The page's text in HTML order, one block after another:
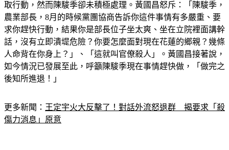
取行動，然而陳駿季卻未積極處理。黃國昌怒斥：「陳駿季，
農業部長，8月的時候黨團協商告訴你這件事情有多嚴重、要
求你趕快行動，結果你是部長位子坐太爽、坐在立院裡面講幹
話，沒有立即潰堤危險？你要怎麼面對現在花蓮的鄉親？幾條
人命背在你身上？」、「這就叫官僚殺人」。黃國昌接著說，
如今情況已發展至此，呼籲陳駿季現在事情趕快做，「做完之
後知所進退！」
更多新聞： 王定宇火大反擊了！對話外流怒退群　揭要求「殺
傷力消息」原意